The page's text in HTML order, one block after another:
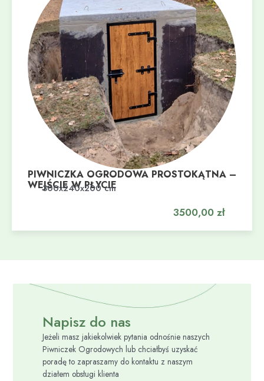
PIWNICZKA OGRODOWA PROSTOKĄTNA –
WEJŚCIE W PŁYCIE
300x240x200 cm
3500,00 zł
Dodaj do koszyka
Napisz do nas
Jeżeli masz jakiekolwiek pytania odnośnie naszych
Piwniczek Ogrodowych lub chciałbyś uzyskać
poradę to zapraszamy do kontaktu z naszym
działem obsługi klienta